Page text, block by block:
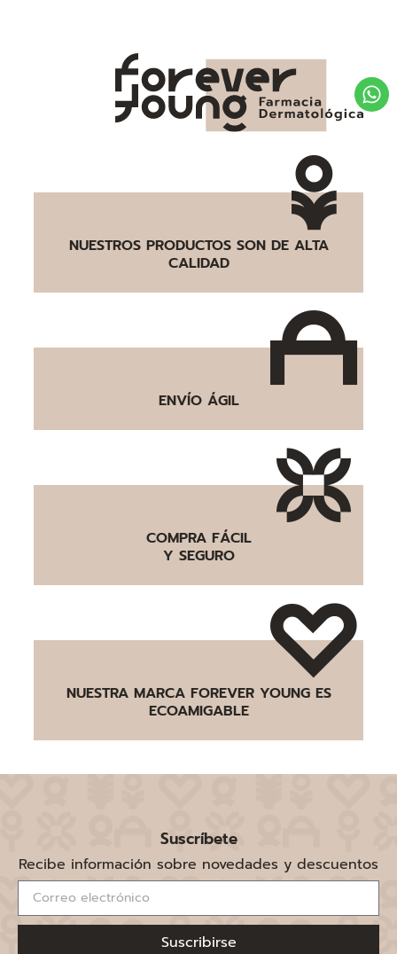
NUESTROS PRODUCTOS SON DE ALTA
CALIDAD
ENVÍO ÁGIL
COMPRA FÁCIL
Y SEGURO
NUESTRA MARCA FOREVER YOUNG ES
ECOAMIGABLE
Suscríbete
Recibe información sobre novedades y descuentos
Suscribirse